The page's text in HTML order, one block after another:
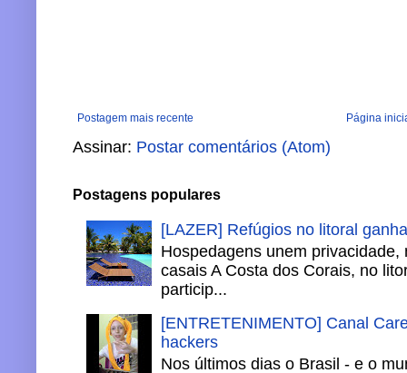
Postagem mais recente Página
Assinar: Postar comentários (Atom)
Postagens populares
[LAZER] Refúgios no litoral
Hospedagens unem
casais A Costa dos Corais, no
particip...
[ENTRETENIMENTO] Canal
hackers
Nos últimos dias o Brasil - e o